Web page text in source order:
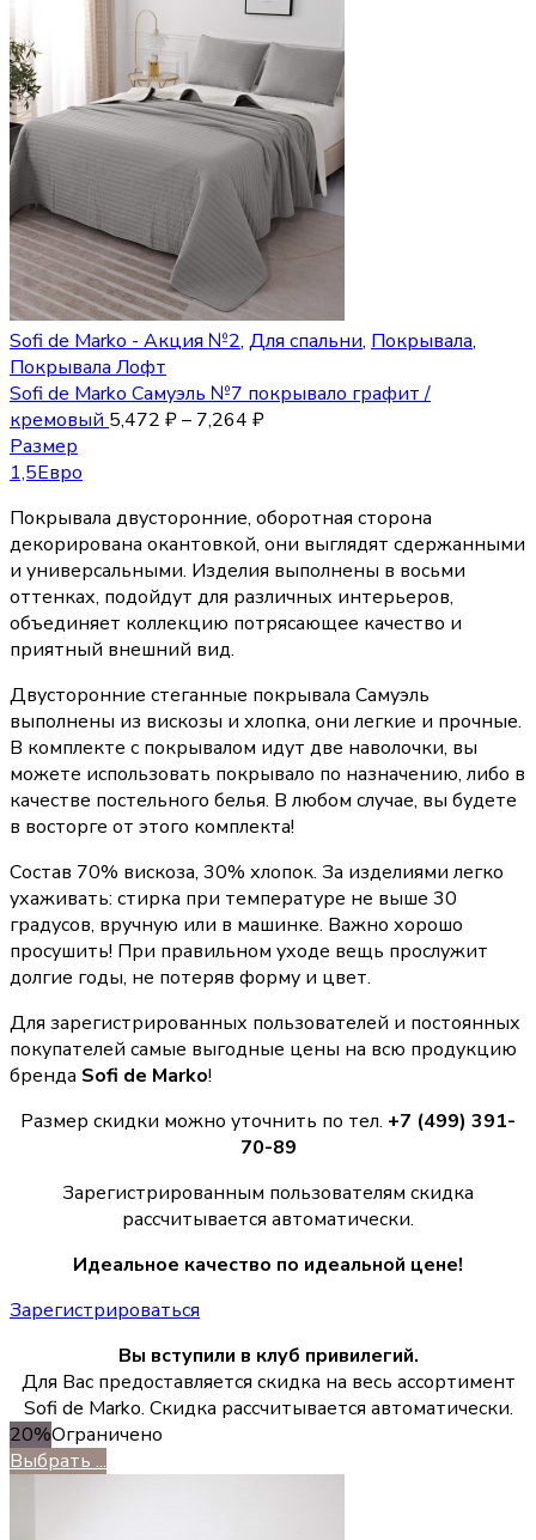
Sofi de Marko - Акция №2, Для спальни, Покрывала,
Покрывала Лофт
Sofi de Marko Самуэль №7 покрывало графит /
кремовый 5,472 ₽– 7,264 ₽
Размер
1,5Евро
Покрывала двусторонние, оборотная сторона
декорирована окантовкой, они выглядят сдержанными
и универсальными. Изделия выполнены в восьми
оттенках, подойдут для различных интерьеров,
объединяет коллекцию потрясающее качество и
приятный внешний вид.
Двусторонние стеганные покрывала Самуэль
выполнены из вискозы и хлопка, они легкие и прочные.
В комплекте с покрывалом идут две наволочки, вы
можете использовать покрывало по назначению, либо в
качестве постельного белья. В любом случае, вы будете
в восторге от этого комплекта!
Состав 70% вискоза, 30% хлопок. За изделиями легко
ухаживать: стирка при температуре не выше 30
градусов, вручную или в машинке. Важно хорошо
просушить! При правильном уходе вещь прослужит
долгие годы, не потеряв форму и цвет.
Для зарегистрированных пользователей и постоянных
покупателей самые выгодные цены на всю продукцию
бренда Sofi de Marko!
Размер скидки можно уточнить по тел. +7 (499) 391-
70-89
Зарегистрированным пользователям скидка
рассчитывается автоматически.
Идеальное качество по идеальной цене!
Зарегистрироваться
Вы вступили в клуб привилегий.
Для Вас предоставляется скидка на весь ассортимент
Sofi de Marko. Скидка рассчитывается автоматически.
20%Ограничено
Выбрать ...